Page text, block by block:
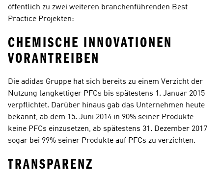
öffentlich zu zwei weiteren branchenführenden Best
Practice Projekten:
CHEMISCHE INNOVATIONEN
VORANTREIBEN
Die adidas Gruppe hat sich bereits zu einem Verzicht der
Nutzung langkettiger PFCs bis spätestens 1. Januar 2015
verpflichtet. Darüber hinaus gab das Unternehmen heute
bekannt, ab dem 15. Juni 2014 in 90% seiner Produkte
keine PFCs einzusetzen, ab spätestens 31. Dezember 2017
sogar bei 99% seiner Produkte auf PFCs zu verzichten.
TRANSPARENZ